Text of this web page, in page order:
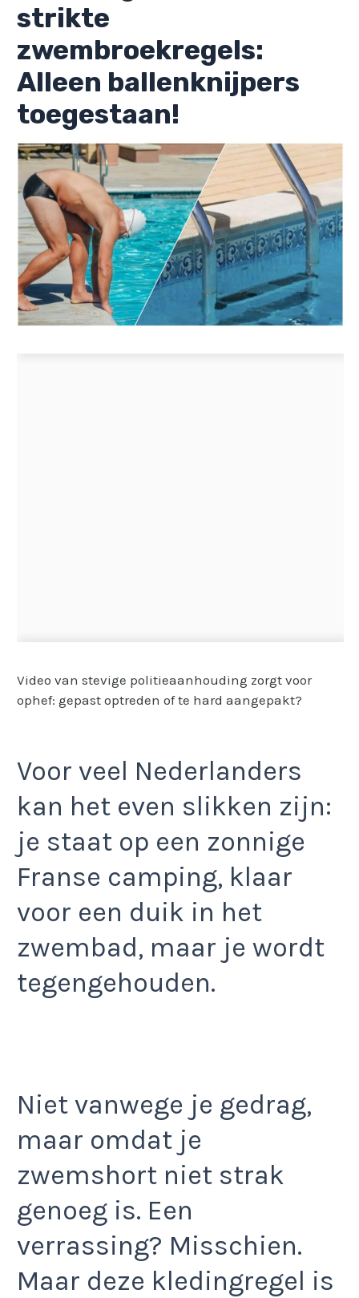
strikte
zwembroekregels:
Alleen ballenknijpers
toegestaan!
Video van stevige politieaanhouding zorgt voor
ophef: gepast optreden of te hard aangepakt?
Voor veel Nederlanders
kan het even slikken zijn:
je staat op een zonnige
Franse camping, klaar
voor een duik in het
zwembad, maar je wordt
tegengehouden.
Niet vanwege je gedrag,
maar omdat je
zwemshort niet strak
genoeg is. Een
verrassing? Misschien.
Maar deze kledingregel is